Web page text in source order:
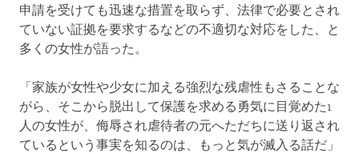
申請を受けても迅速な措置を取らず、法律で必要とされ
ていない証拠を要求するなどの不適切な対応をした、と
多くの女性が語った。
「家族が女性や少女に加える強烈な残虐性もさることな
がら、そこから脱出して保護を求める勇気に目覚めた1
人の女性が、侮辱され虐待者の元へただちに送り返され
ているという事実を知るのは、もっと気が滅入る話だ」